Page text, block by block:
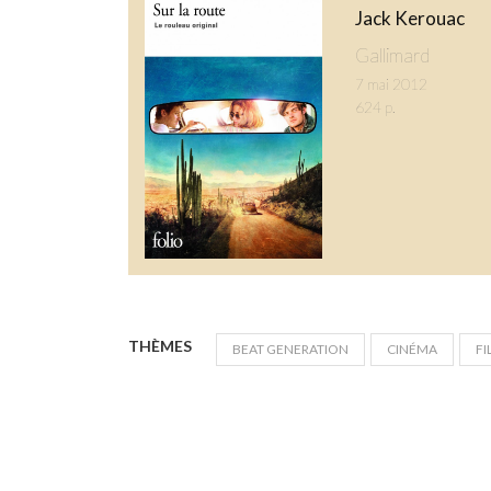
Jack Kerouac
Gallimard
7 mai 2012
624 p.
THÈMES BEAT GENERATION CINÉMA